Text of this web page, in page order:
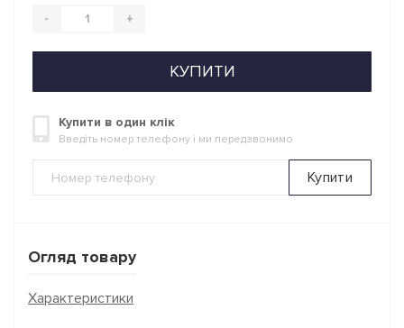
- +
КУПИТИ
Купити в один клік
Введіть номер телефону і ми передзвонимо
Купити
Огляд товару
Характеристики